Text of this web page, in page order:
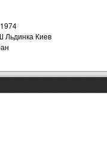
Киев